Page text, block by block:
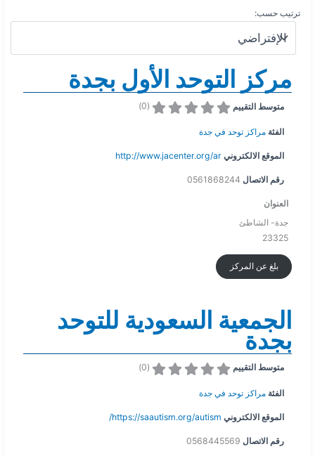
ترتيب حسب:
مركز التوحد الأول بجدة
متوسط التقييم (
0
)
الفئة مراكز توحد في جدة
الموقع الالكتروني http://www.jacenter.org/ar
رقم الاتصال 0561868244
العنوان
جدة- الشاطئ
23325
بلغ عن المركز
الجمعية السعودية للتوحد
بجدة
متوسط التقييم (
0
)
الفئة مراكز توحد في جدة
الموقع الالكتروني https://saautism.org/autism/
رقم الاتصال 0568445569